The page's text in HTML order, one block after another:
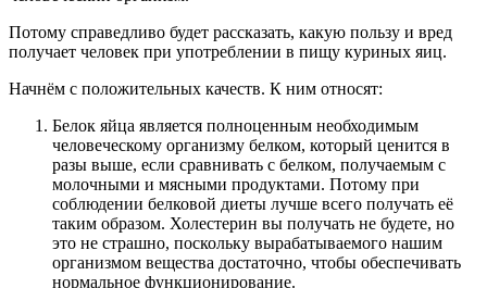
Потому справедливо будет рассказать, какую пользу и вред
получает человек при употреблении в пищу куриных яиц.
Начнём с положительных качеств. К ним относят:
Белок яйца является полноценным необходимым
человеческому организму белком, который ценится в
разы выше, если сравнивать с белком, получаемым с
молочными и мясными продуктами. Потому при
соблюдении белковой диеты лучше всего получать её
таким образом. Холестерин вы получать не будете, но
это не страшно, поскольку вырабатываемого нашим
организмом вещества достаточно, чтобы обеспечивать
нормальное функционирование.